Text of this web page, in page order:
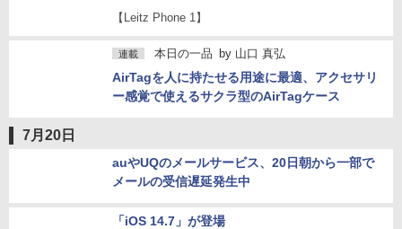
【Leitz Phone 1】
連載 本日の一品 by 山口 真弘
AirTagを人に持たせる用途に最適、アクセサリ
ー感覚で使えるサクラ型のAirTagケース
7月20日
auやUQのメールサービス、20日朝から一部で
メールの受信遅延発生中
「iOS 14.7」が登場